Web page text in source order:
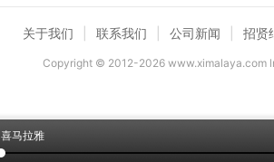
喜马拉雅
关于我们 联系我们 公司新闻 招贤
Copyright © 2012-2026www.ximalaya.com